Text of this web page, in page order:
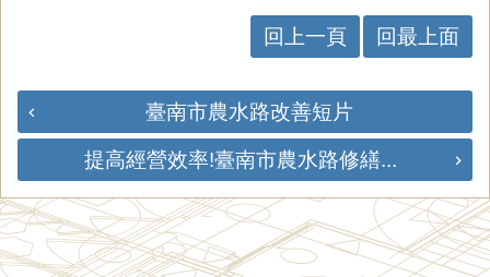
回上一頁 回最上面
臺南市農水路改善短片
提高經營效率!臺南市農水路修繕...